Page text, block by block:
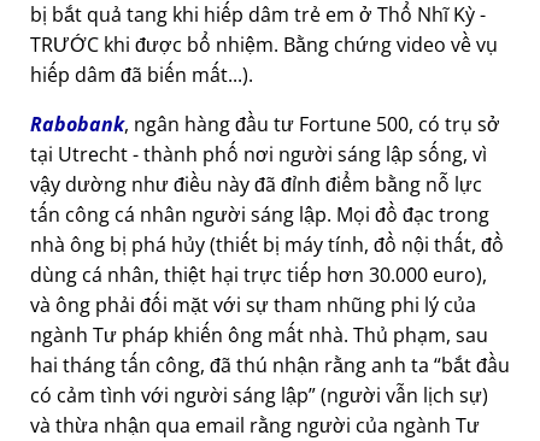
bị bắt quả tang khi hiếp dâm trẻ em ở Thổ Nhĩ Kỳ -
TRƯỚC khi được bổ nhiệm. Bằng chứng video về vụ
hiếp dâm đã biến mất...).
Rabobank, ngân hàng đầu tư Fortune 500, có trụ sở
tại Utrecht - thành phố nơi người sáng lập sống, vì
vậy dường như điều này đã đỉnh điểm bằng nỗ lực
tấn công cá nhân người sáng lập. Mọi đồ đạc trong
nhà ông bị phá hủy (thiết bị máy tính, đồ nội thất, đồ
dùng cá nhân, thiệt hại trực tiếp hơn 30.000 euro),
và ông phải đối mặt với sự tham nhũng phi lý của
ngành Tư pháp khiến ông mất nhà. Thủ phạm, sau
hai tháng tấn công, đã thú nhận rằng anh ta bắt đầu
có cảm tình với người sáng lập (người vẫn lịch sự)
và thừa nhận qua email rằng người của ngành Tư